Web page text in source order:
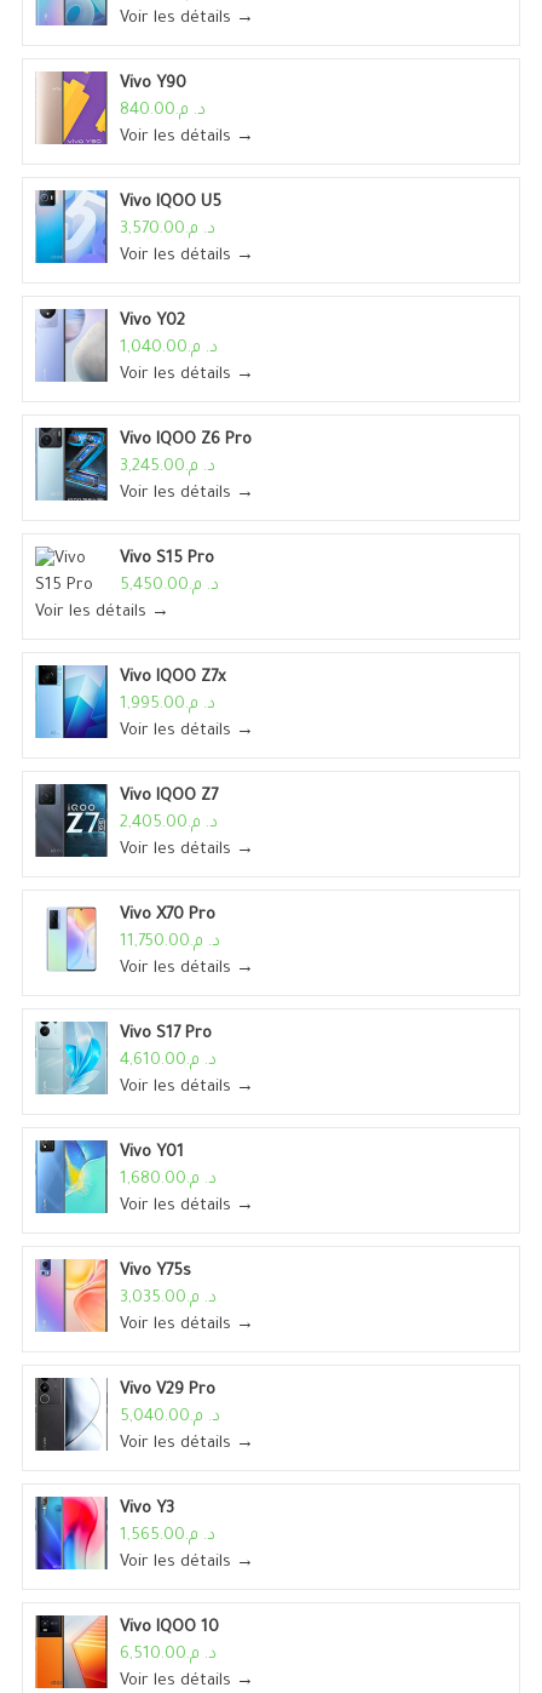
Voir les détails →
Vivo Y90
د. م.840.00
Voir les détails →
Vivo IQOO U5
د. م.3,570.00
Voir les détails →
Vivo Y02
د. م.1,040.00
Voir les détails →
Vivo IQOO Z6 Pro
د. م.3,245.00
Voir les détails →
Vivo S15 Pro
د. م.5,450.00
Voir les détails →
Vivo IQOO Z7x
د. م.1,995.00
Voir les détails →
Vivo IQOO Z7
د. م.2,405.00
Voir les détails →
Vivo X70 Pro
د. م.11,750.00
Voir les détails →
Vivo S17 Pro
د. م.4,610.00
Voir les détails →
Vivo Y01
د. م.1,680.00
Voir les détails →
Vivo Y75s
د. م.3,035.00
Voir les détails →
Vivo V29 Pro
د. م.5,040.00
Voir les détails →
Vivo Y3
د. م.1,565.00
Voir les détails →
Vivo IQOO 10
د. م.6,510.00
Voir les détails →